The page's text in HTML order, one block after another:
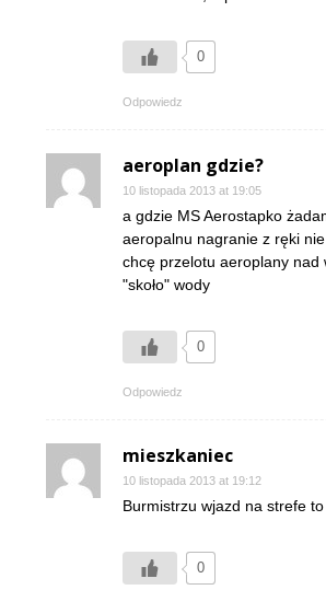
0
Odpowiedz
aeroplan gdzie?
10 listopada 2013 at 19:05
a gdzie MS Aerostapko
aeropalnu nagranie z ręki
chcę przelotu aeroplany nad
"skoło" wody
0
Odpowiedz
mieszkaniec
10 listopada 2013 at 19:12
Burmistrzu wjazd na strefe
0